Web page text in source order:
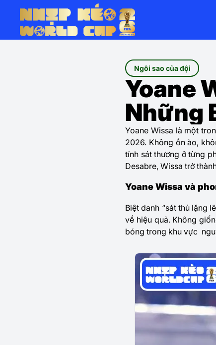
Ngôi sao của đội
Yoane
Những
Yoane Wissa là một
2026. Không ồn ào,
tính sát thương ở từng
Desabre, Wissa trở
Yoane Wissa và
Biệt danh “sát thủ lặng
về hiệu quả. Không
bóng trong khu vực